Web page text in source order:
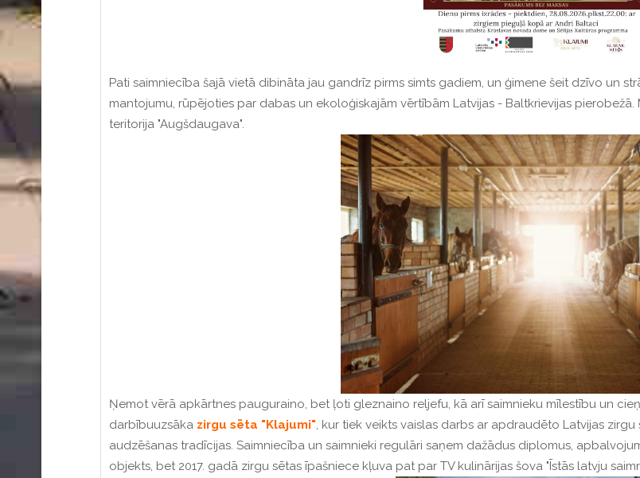
Pati saimniecība šajā vietā dibināta jau gandrīz pirms simts gadiem, un ģimene šeit dzīvo un
mantojumu, rūpējoties par dabas un ekoloģiskajām vērtībām Latvijas - Baltkrievijas pierobežā.
teritorija "Augšdaugava".
Ņemot vērā apkārtnes pauguraino, bet ļoti gleznaino reljefu, kā arī saimnieku mīlestību un
darbībuuzsāka zirgu sēta "Klajumi", kur tiek veikts vaislas darbs ar apdraudēto Latvijas
audzēšanas tradīcijas. Saimniecība un saimnieki regulāri saņem dažādus diplomus,
objekts, bet 2017. gadā zirgu sētas īpašniece kļuva pat par TV kulinārijas šova "Īstās latvju